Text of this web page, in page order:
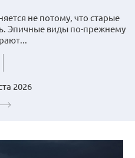
не потому, что старые
Эпичные виды по-прежнему
2026